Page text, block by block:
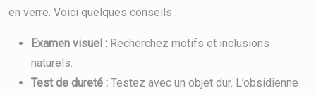
en verre. Voici quelques conseils :
Examen visuel : Recherchez motifs et inclusions
naturels.
Test de dureté : Testez avec un objet dur. L’obsidienne